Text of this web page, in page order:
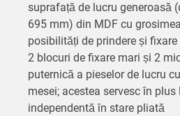
suprafață de lucru generoasă
695 mm) din MDF cu
posibilități de prindere și fixare
2 blocuri de fixare mari și 2
puternică a pieselor de lucru
mesei; acestea servesc în
independentă în stare pliată